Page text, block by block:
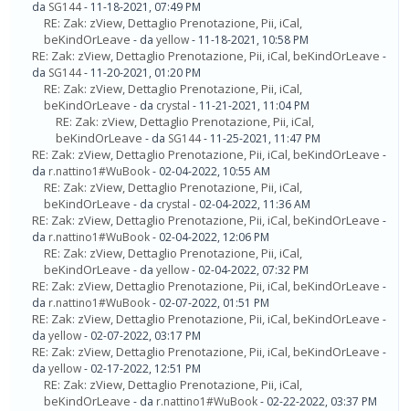
da SG144- 11-18-2021, 07:49 PM
RE: Zak: zView, Dettaglio Prenotazione, Pii, iCal,
beKindOrLeave - da yellow- 11-18-2021, 10:58 PM
RE: Zak: zView, Dettaglio Prenotazione, Pii, iCal, beKindOrLeave -
da SG144- 11-20-2021, 01:20 PM
RE: Zak: zView, Dettaglio Prenotazione, Pii, iCal,
beKindOrLeave - da crystal - 11-21-2021, 11:04 PM
RE: Zak: zView, Dettaglio Prenotazione, Pii, iCal,
beKindOrLeave - da SG144- 11-25-2021, 11:47 PM
RE: Zak: zView, Dettaglio Prenotazione, Pii, iCal, beKindOrLeave -
da r.nattino1#WuBook- 02-04-2022, 10:55 AM
RE: Zak: zView, Dettaglio Prenotazione, Pii, iCal,
beKindOrLeave - da crystal - 02-04-2022, 11:36 AM
RE: Zak: zView, Dettaglio Prenotazione, Pii, iCal, beKindOrLeave -
da r.nattino1#WuBook- 02-04-2022, 12:06 PM
RE: Zak: zView, Dettaglio Prenotazione, Pii, iCal,
beKindOrLeave - da yellow- 02-04-2022, 07:32 PM
RE: Zak: zView, Dettaglio Prenotazione, Pii, iCal, beKindOrLeave -
da r.nattino1#WuBook- 02-07-2022, 01:51 PM
RE: Zak: zView, Dettaglio Prenotazione, Pii, iCal, beKindOrLeave -
da yellow- 02-07-2022, 03:17 PM
RE: Zak: zView, Dettaglio Prenotazione, Pii, iCal, beKindOrLeave -
da yellow- 02-17-2022, 12:51 PM
RE: Zak: zView, Dettaglio Prenotazione, Pii, iCal,
beKindOrLeave - da r.nattino1#WuBook- 02-22-2022, 03:37 PM